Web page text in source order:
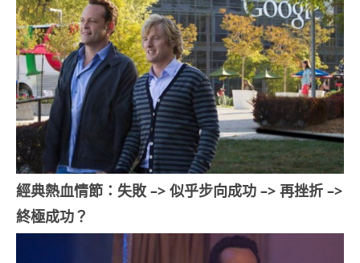
經典熱血情節：失敗 –> 似乎步向成功 –> 再挫折 –>
終極成功？